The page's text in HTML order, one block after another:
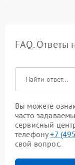
FAQ. Ответы
Вы можете
часто
сервисный
телефону+7
свой вопрос.